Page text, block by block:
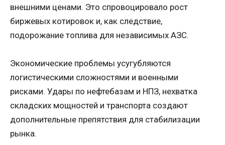
внешними ценами. Это спровоцировало рост
биржевых котировок и, как следствие,
подорожание топлива для независимых АЗС.
Экономические проблемы усугубляются
логистическими сложностями и военными
рисками. Удары по нефтебазам и НПЗ, нехватка
складских мощностей и транспорта создают
дополнительные препятствия для стабилизации
рынка.